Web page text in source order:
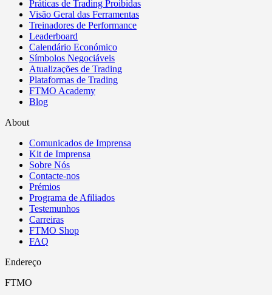
Práticas de Trading Proibidas
Visão Geral das Ferramentas
Treinadores de Performance
Leaderboard
Calendário Económico
Símbolos Negociáveis
Atualizações de Trading
Plataformas de Trading
FTMO Academy
Blog
About
Comunicados de Imprensa
Kit de Imprensa
Sobre Nós
Contacte-nos
Prémios
Programa de Afiliados
Testemunhos
Carreiras
FTMO Shop
FAQ
Endereço
FTMO